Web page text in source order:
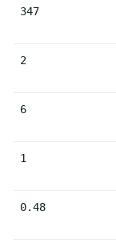
347
2
6
1
0.48